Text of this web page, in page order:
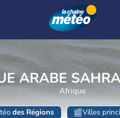
ARABE
Afrique
des Régions Villes